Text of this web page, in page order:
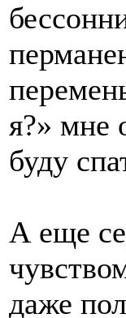
я?» мне
буду
А еще
даже